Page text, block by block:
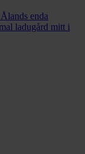
enda
ladugård mitt i